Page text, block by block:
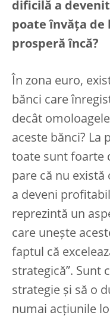
dificilă a
poate învăța de
prosperă încă?
În zona euro,
bănci care
decât
aceste bănci? La
toate sunt foarte
pare că nu există
a deveni
reprezintă un
care unește
faptul că
strategică”. Sunt
strategie și să o
numai acțiunile